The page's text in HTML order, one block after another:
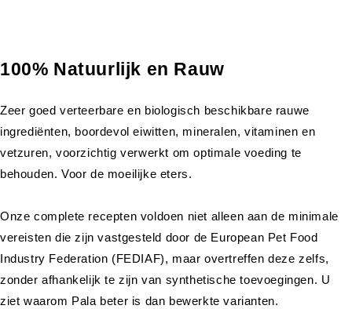
100% Natuurlijk en Rauw
Zeer goed verteerbare en biologisch beschikbare rauwe
ingrediënten, boordevol eiwitten, mineralen, vitaminen en
vetzuren, voorzichtig verwerkt om optimale voeding te
behouden. Voor de moeilijke eters.
Onze complete recepten voldoen niet alleen aan de minimale
vereisten die zijn vastgesteld door de European Pet Food
Industry Federation (FEDIAF), maar overtreffen deze zelfs,
zonder afhankelijk te zijn van synthetische toevoegingen. U
ziet waarom Pala beter is dan bewerkte varianten.